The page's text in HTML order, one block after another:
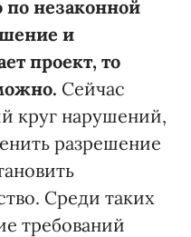
по незаконной
и
проект, то
Сейчас
круг нарушений,
разрешение
Среди таких
требований